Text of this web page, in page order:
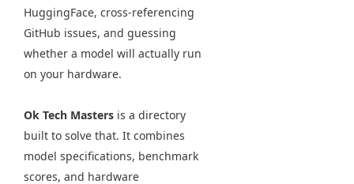
HuggingFace, cross-referencing
GitHub issues, and guessing
whether a model will actually run
on your hardware.
Ok Tech Masters is a directory
built to solve that. It combines
model specifications, benchmark
scores, and hardware